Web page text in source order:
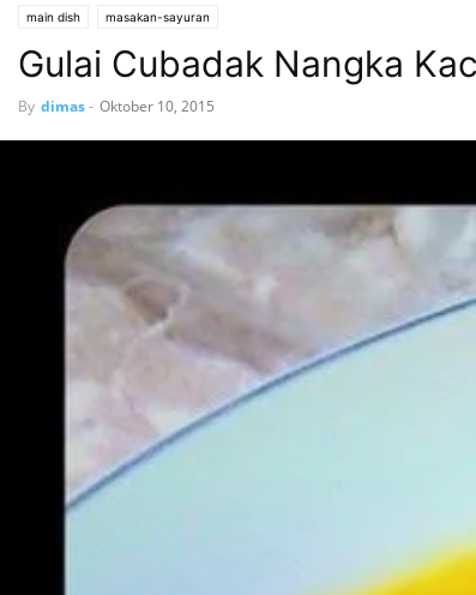
main dish masakan-sayuran
Gulai Cubadak Nangka
By dimas- Oktober 10, 2015